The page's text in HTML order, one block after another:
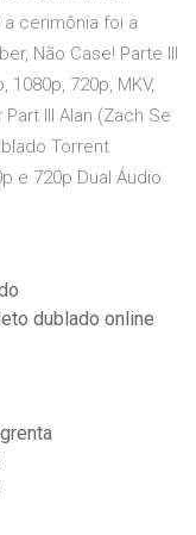
cerimônia foi a
Não Case! Parte III
720p, MKV,
III Alan (Zach Se
Torrent
e 720p Dual Áudio
dublado online